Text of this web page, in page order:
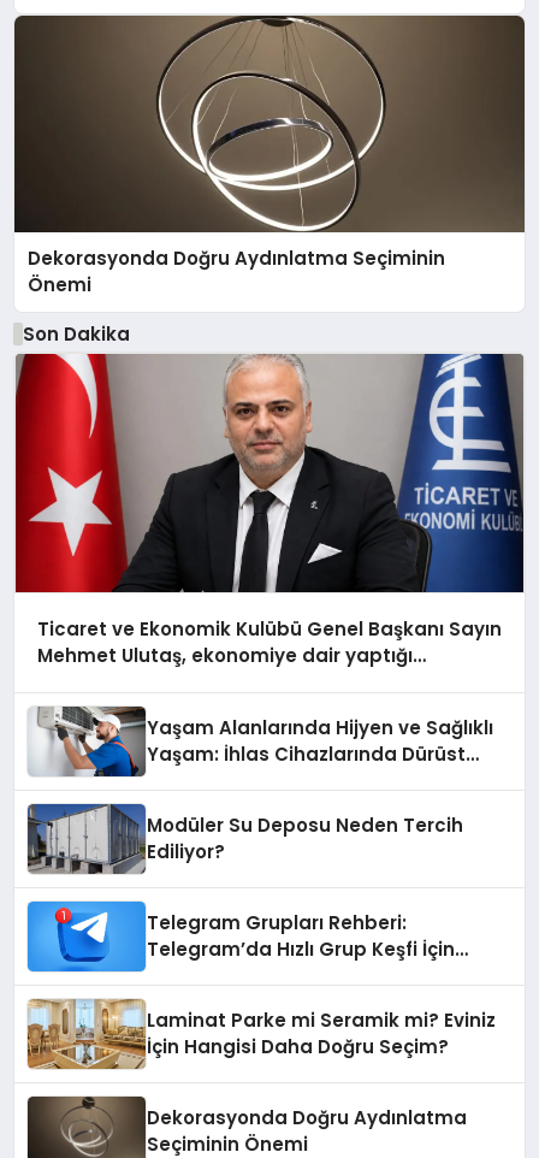
Dekorasyonda Doğru Aydınlatma Seçiminin
Önemi
Son Dakika
Ticaret ve Ekonomik Kulübü Genel Başkanı Sayın
Mehmet Ulutaş, ekonomiye dair yaptığı
Yaşam Alanlarında Hijyen ve Sağlıklı
Yaşam: İhlas Cihazlarında Dürüst
Modüler Su Deposu Neden Tercih
Ediliyor?
Telegram Grupları Rehberi:
Telegram’da Hızlı Grup Keşfi İçin
Laminat Parke mi Seramik mi? Eviniz
İçin Hangisi Daha Doğru Seçim?
Dekorasyonda Doğru Aydınlatma
Seçiminin Önemi